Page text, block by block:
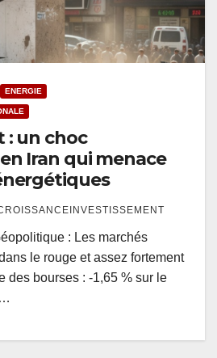
ENERGIE
: un choc
Iran qui menace
: Les marchés
le rouge et assez fortement
des bourses : -1,65 % sur le